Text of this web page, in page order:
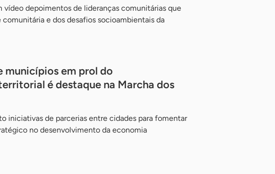
vídeo depoimentos de lideranças comunitárias que
e dos desafios socioambientais da
municípios em prol do
é destaque na Marcha dos
iniciativas de parcerias entre cidades para fomentar
no desenvolvimento da economia